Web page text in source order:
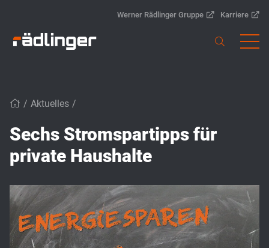
Werner Rädlinger Gruppe Karriere
/ Aktuelles /
Sechs Stromspartipps für
private Haushalte